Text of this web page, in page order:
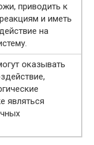
приводить к
и иметь
на
оказывать
являться